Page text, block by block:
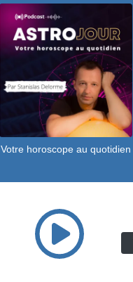
Votre horoscope au quotidien